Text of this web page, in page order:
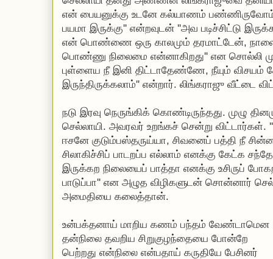
என் பையனுக்கு உடனே கல்யாணம்
பயமா இருக்கு'' என்றவுடன் ''அவ படிச்சிட்டு
என் பொண்ணை ஒரு காலமும் தரமாட்டேன்,
பொண்ணு நிலைமை என்னாகிறது'' என சொல்லி
புள்ளைய நீ இனி திட்டாதேண்ணே, நீயும் விசயம்
இருந்திருக்கலாம்'' என்றார். லிங்கராஜு வீட்டை
நடு இரவு நெருங்கிக் கொண்டிருந்தது. முழு
செல்லாயி. அவரவர் உறங்கச் சென்று விட்டார்கள்.
ஈசனே குடும்பஸ்தருய்யா, சிவனைப் பத்தி நீ
சிலாகிச்சிப் பாடறப்ப எல்லாம் எனக்கு கேட்க
இருக்கற நிலையைப் பாத்தா எனக்கு உசிருப்
பாடுப்பா'' என அழுத விழிகளுடன் சொன்னார்
அமைதியை கலைத்தான்.
உன்பக்தனாய் மாறிய கணம் பந்தம் வேண்டாமென
தன்நிலை தவறிய சிறுகுழந்தையை போன்றே
பெற்றது என்நிலை என்பதாய் கருதியே பேசினர்